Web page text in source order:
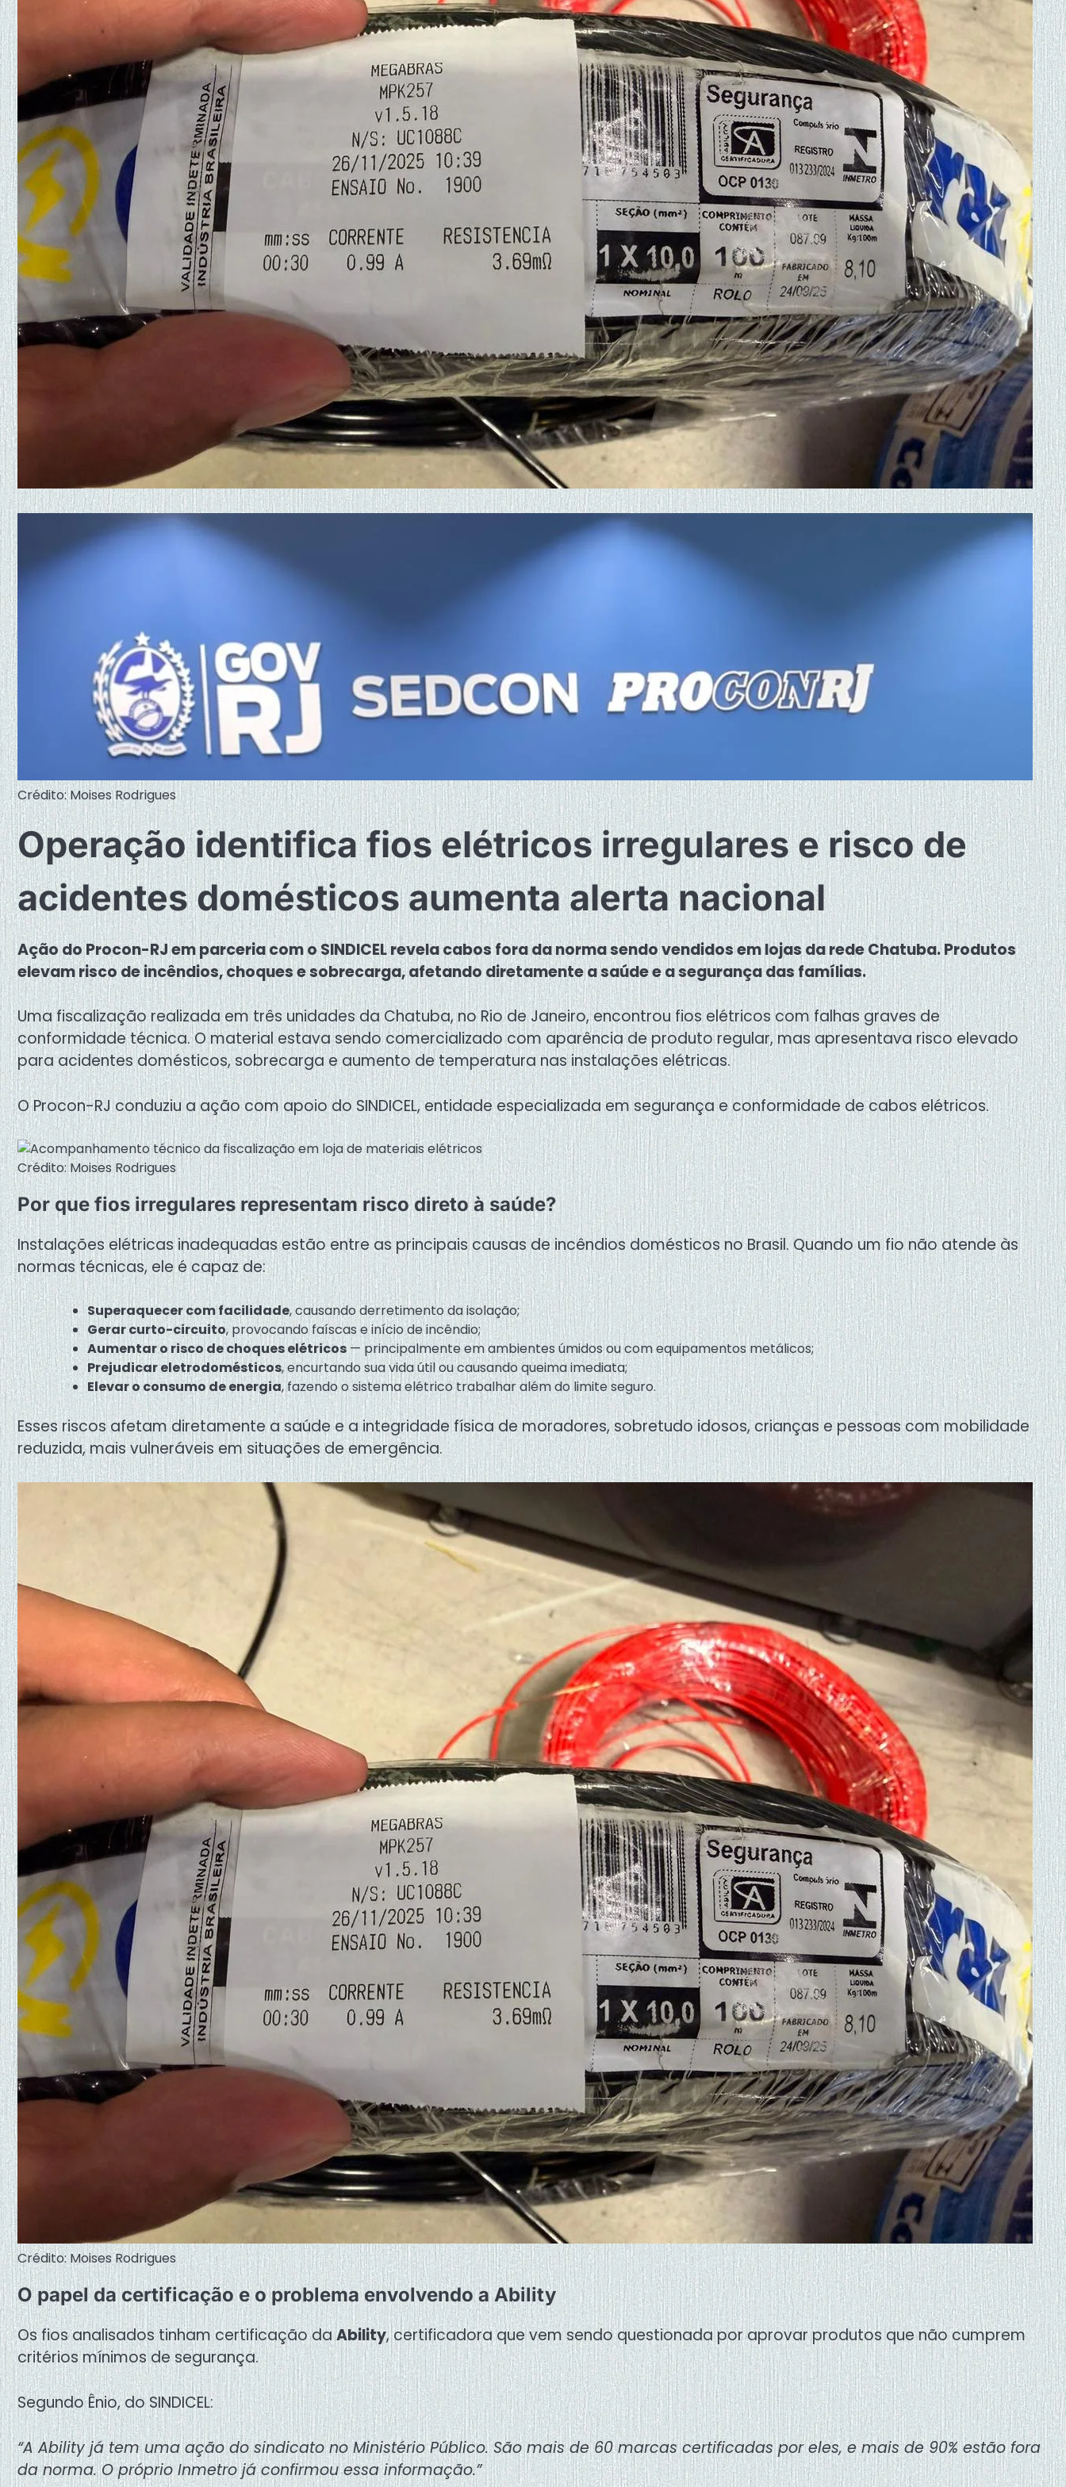
Crédito: Moises Rodrigues
Operação identifica fios elétricos irregulares e risco de
acidentes domésticos aumenta alerta nacional
Ação do Procon-RJ em parceria com o SINDICEL revela cabos fora da norma sendo vendidos em lojas da rede Chatuba. Produtos
elevam risco de incêndios, choques e sobrecarga, afetando diretamente a saúde e a segurança das famílias.
Uma fiscalização realizada em três unidades da Chatuba, no Rio de Janeiro, encontrou fios elétricos com falhas graves de
conformidade técnica. O material estava sendo comercializado com aparência de produto regular, mas apresentava risco elevado
para acidentes domésticos, sobrecarga e aumento de temperatura nas instalações elétricas.
O Procon-RJ conduziu a ação com apoio do SINDICEL, entidade especializada em segurança e conformidade de cabos elétricos.
Crédito: Moises Rodrigues
Por que fios irregulares representam risco direto à saúde?
Instalações elétricas inadequadas estão entre as principais causas de incêndios domésticos no Brasil. Quando um fio não atende às
normas técnicas, ele é capaz de:
Superaquecer com facilidade, causando derretimento da isolação;
Gerar curto-circuito, provocando faíscas e início de incêndio;
Aumentar o risco de choques elétricos— principalmente em ambientes úmidos ou com equipamentos metálicos;
Prejudicar eletrodomésticos, encurtando sua vida útil ou causando queima imediata;
Elevar o consumo de energia, fazendo o sistema elétrico trabalhar além do limite seguro.
Esses riscos afetam diretamente a saúde e a integridade física de moradores, sobretudo idosos, crianças e pessoas com mobilidade
reduzida, mais vulneráveis em situações de emergência.
Crédito: Moises Rodrigues
O papel da certificação e o problema envolvendo a Ability
Os fios analisados tinham certificação daAbility, certificadora que vem sendo questionada por aprovar produtos que não cumprem
critérios mínimos de segurança.
Segundo Ênio, do SINDICEL:
“A Ability já tem uma ação do sindicato no Ministério Público. São mais de 60 marcas certificadas por eles, e mais de 90% estão fora
da norma. O próprio Inmetro já confirmou essa informação.”